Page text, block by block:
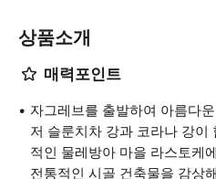
상품소개
매력포인트
자그레브를 출발하여 아름다
저 슬룬치차 강과 코라나 강이
적인 물레방아 마을 라스토케
전통적인 시골 건축물을 감상